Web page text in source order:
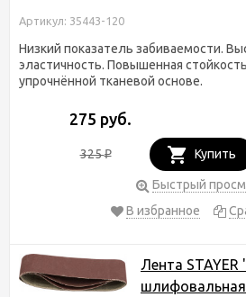
Артикул: 35443-120
Низкий показатель забиваемости.
эластичность. Повышенная
упрочнённой тканевой основе.
275 руб.
325₽ Купить
Быстрый
В избранное
Лента STAYER
шлифовальная